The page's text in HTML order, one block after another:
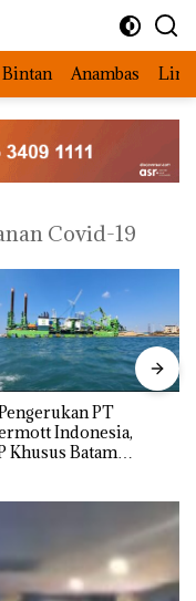
Bintan Anambas
Covid-19
PT
Indonesia,
Khusus Batam